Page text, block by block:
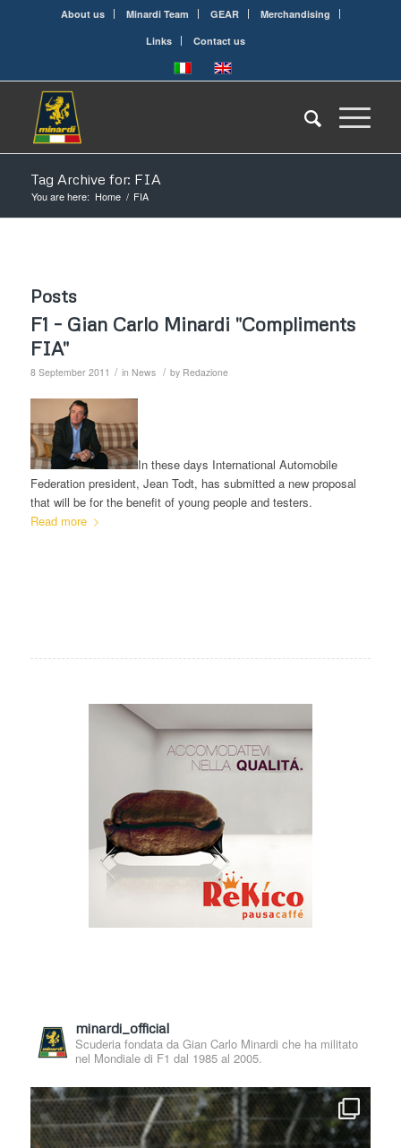
About us Minardi Team GEAR
Merchandising
Links
Contact us
Tag Archive for: FIA
You are here: Home / FIA
Posts
F1 – Gian Carlo Minardi "Compliments
FIA"
8 September 2011 / in News / by Redazione
In these days International Automobile
Federation president, Jean Todt, has submitted a new proposal
that will be for the benefit of young people and testers.
Read more
minardi_official
Scuderia fondata da Gian Carlo Minardi che ha militato
nel Mondiale di F1 dal 1985 al 2005.